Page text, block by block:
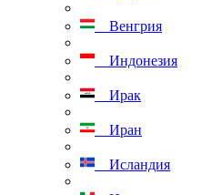
Венгрия
Индонезия
Ирак
Иран
Исландия